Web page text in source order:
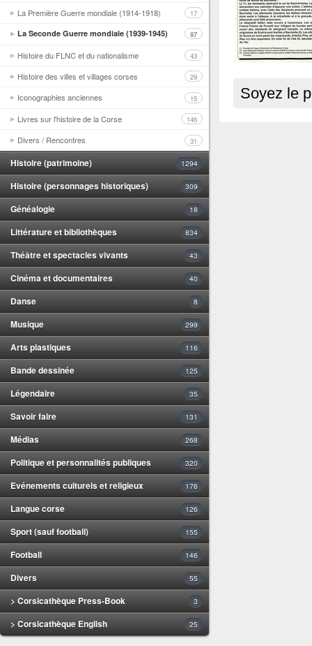
La Première Guerre mondiale (1914-1918) 17
La Seconde Guerre mondiale (1939-1945) 87
Histoire du FLNC et du nationalisme 43
Histoire des villes et villages corses 29
Iconographies anciennes 15
Livres sur l'histoire de la Corse 146
Divers / Rencontres 31
Histoire (patrimoine) 1294
Histoire (personnages historiques) 309
Généalogie 18
Littérature et bibliothèques 834
Théâtre et spectacles vivants 43
Cinéma et documentaires 40
Danse 8
Musique 299
Arts plastiques 116
Bande dessinée 125
Légendaire 35
Savoir faire 131
Médias 268
Politique et personnalités publiques 320
Evénements culturels et religieux 176
Langue corse 126
Sport (sauf football) 155
Football 146
Divers 55
> Corsicathèque Press-Book 3
> Corsicathèque English 25
Soyez le